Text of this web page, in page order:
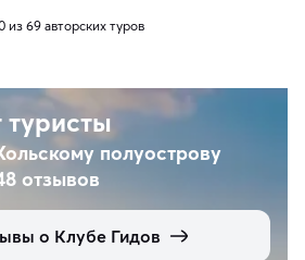
из 69 авторских туров
туристы
полуострову
отзывов
о Клубе Гидов